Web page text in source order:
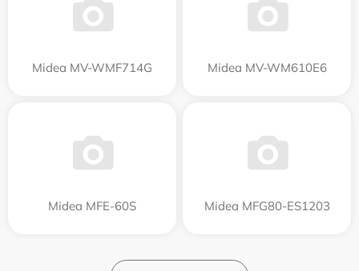
Midea MV-WMF714G Midea MV-WM610E6
Midea MFE-60S Midea MFG80-ES1203